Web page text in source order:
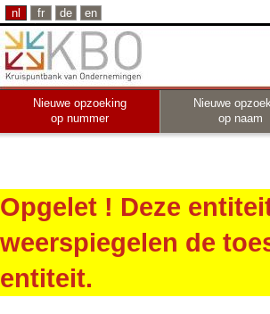
nl fr de en
Nieuwe opzoeking
op nummer
Nieuwe
op naam
Opgelet ! Deze
weerspiegelen de
entiteit.